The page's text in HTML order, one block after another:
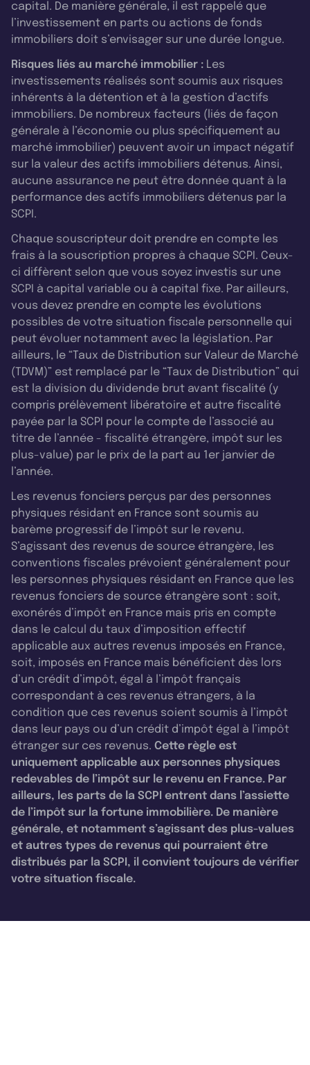
capital. De manière générale, il est rappelé que
l’investissement en parts ou actions de fonds
immobiliers doit s’envisager sur une durée longue.
Risques liés au marché immobilier : Les
investissements réalisés sont soumis aux risques
inhérents à la détention et à la gestion d’actifs
immobiliers. De nombreux facteurs (liés de façon
générale à l’économie ou plus spécifiquement au
marché immobilier) peuvent avoir un impact négatif
sur la valeur des actifs immobiliers détenus. Ainsi,
aucune assurance ne peut être donnée quant à la
performance des actifs immobiliers détenus par la
SCPI.
Chaque souscripteur doit prendre en compte les
frais à la souscription propres à chaque SCPI. Ceux-
ci diffèrent selon que vous soyez investis sur une
SCPI à capital variable ou à capital fixe. Par ailleurs,
vous devez prendre en compte les évolutions
possibles de votre situation fiscale personnelle qui
peut évoluer notamment avec la législation. Par
ailleurs, le “Taux de Distribution sur Valeur de Marché
(TDVM)” est remplacé par le “Taux de Distribution” qui
est la division du dividende brut avant fiscalité (y
compris prélèvement libératoire et autre fiscalité
payée par la SCPI pour le compte de l’associé au
titre de l’année - fiscalité étrangère, impôt sur les
plus-value) par le prix de la part au 1er janvier de
l’année.
Les revenus fonciers perçus par des personnes
physiques résidant en France sont soumis au
barème progressif de l’impôt sur le revenu.
S’agissant des revenus de source étrangère, les
conventions fiscales prévoient généralement pour
les personnes physiques résidant en France que les
revenus fonciers de source étrangère sont : soit,
exonérés d’impôt en France mais pris en compte
dans le calcul du taux d’imposition effectif
applicable aux autres revenus imposés en France,
soit, imposés en France mais bénéficient dès lors
d’un crédit d’impôt, égal à l’impôt français
correspondant à ces revenus étrangers, à la
condition que ces revenus soient soumis à l’impôt
dans leur pays ou d’un crédit d’impôt égal à l’impôt
étranger sur ces revenus. Cette règle est
uniquement applicable aux personnes physiques
redevables de l’impôt sur le revenu en France. Par
ailleurs, les parts de la SCPI entrent dans l’assiette
de l’impôt sur la fortune immobilière. De manière
générale, et notamment s’agissant des plus-values
et autres types de revenus qui pourraient être
distribués par la SCPI, il convient toujours de vérifier
votre situation fiscale.